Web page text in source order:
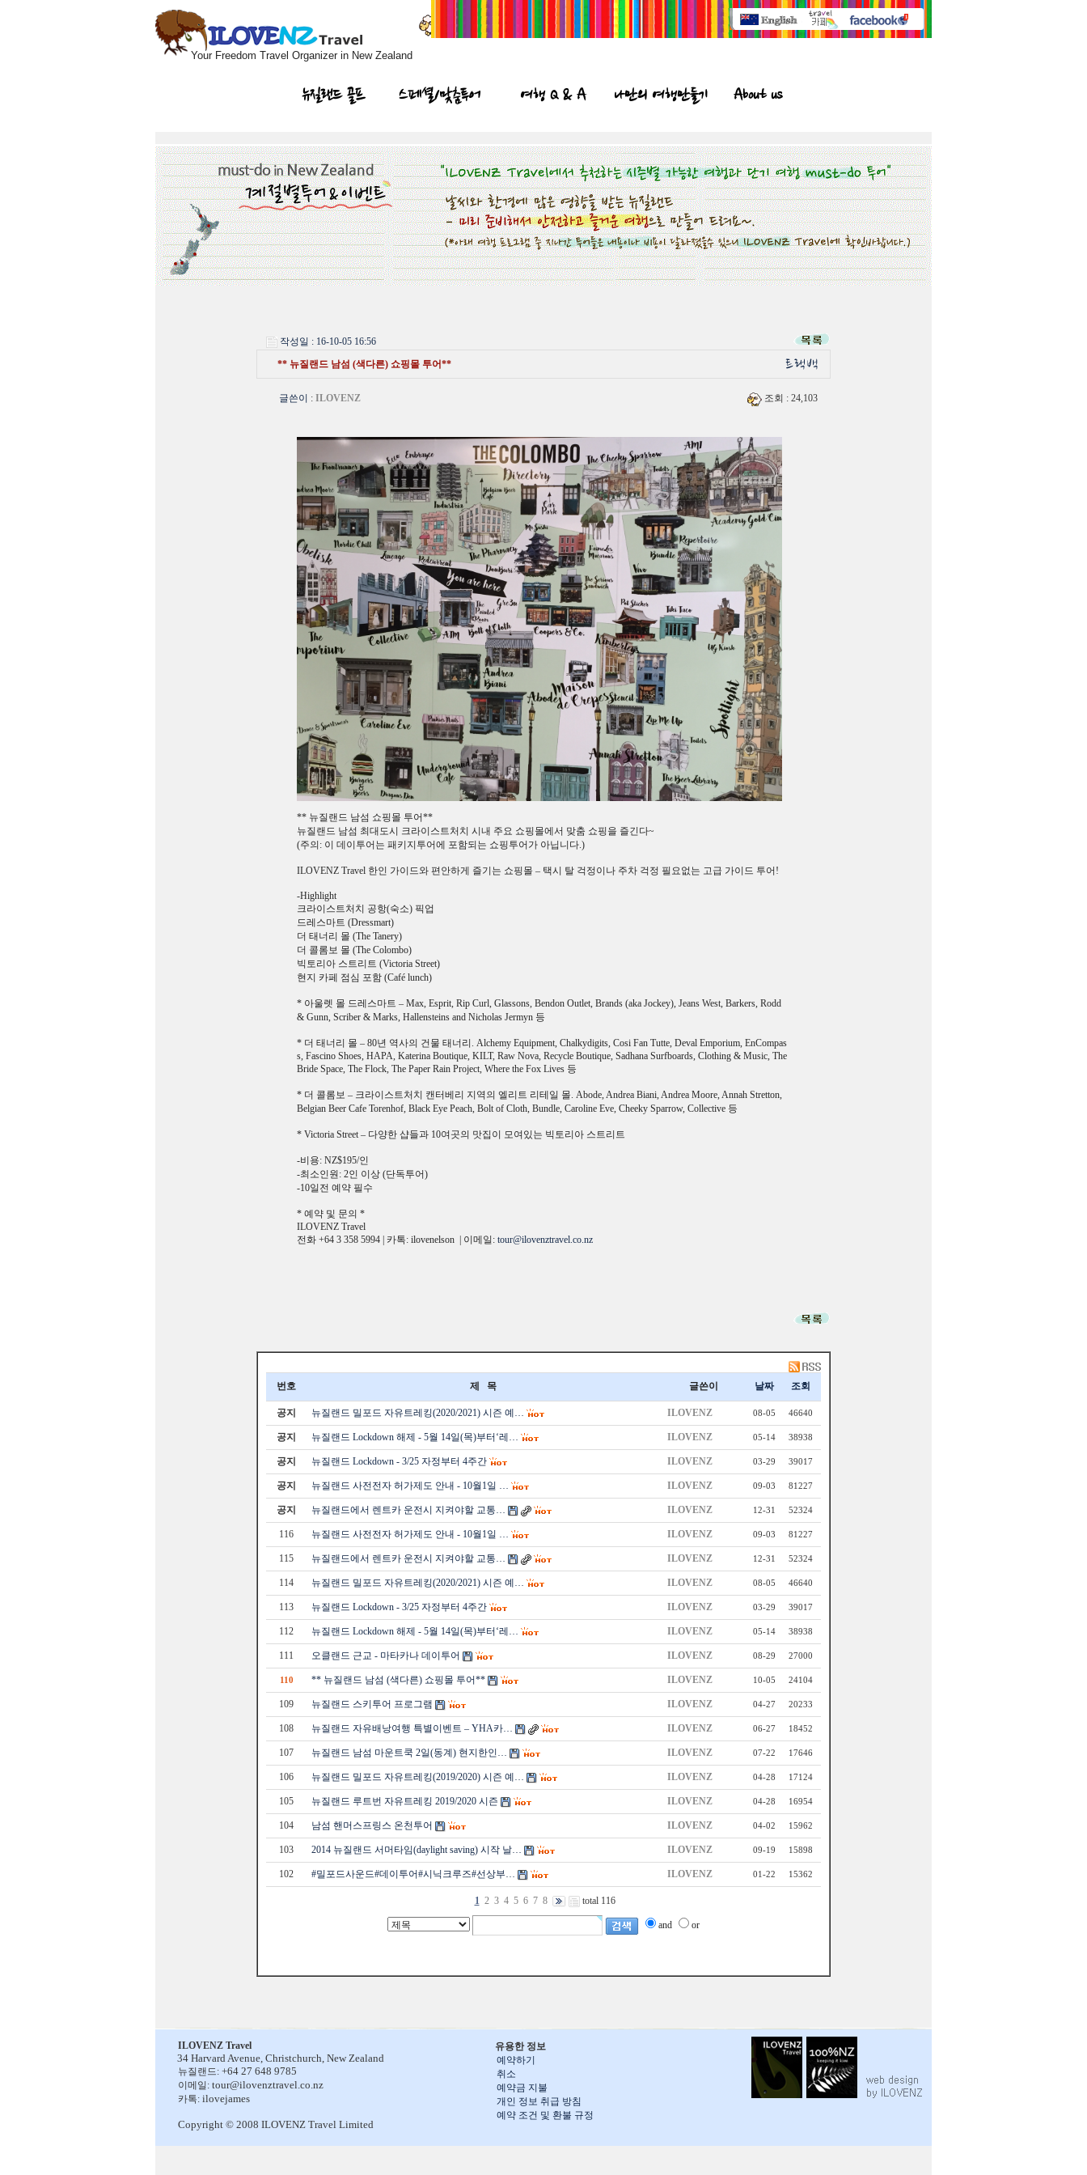
Your Freedom Travel Organizer in New Zealand
뉴질랜드 골프 스페셜/맞춤투어 여행 Q & A 나만의 여행만들기 About us
작성일 : 16-10-05 16:56
** 뉴질랜드 남섬 (색다른) 쇼핑몰 투어**
글쓴이 : ILOVENZ 조회 : 24,103
** 뉴질랜드 남섬 쇼핑몰 투어**
뉴질랜드 남섬 최대도시 크라이스트처치 시내 주요 쇼핑몰에서 맞춤 쇼핑을 즐긴다~
(주의: 이 데이투어는 패키지투어에 포함되는 쇼핑투어가 아닙니다.)
ILOVENZ Travel 한인 가이드와 편안하게 즐기는 쇼핑몰 – 택시 탈 걱정이나 주차 걱정 필요없는 고급 가이드 투어!
-Highlight
크라이스트처치 공항(숙소) 픽업
드레스마트 (Dressmart)
더 태너리 몰 (The Tanery)
더 콜롬보 몰 (The Colombo)
빅토리아 스트리트 (Victoria Street)
현지 카페 점심 포함 (Café lunch)
* 아울렛 몰 드레스마트 – Max, Esprit, Rip Curl, Glassons, Bendon Outlet, Brands (aka Jockey), Jeans West, Barkers, Rodd
& Gunn, Scriber & Marks, Hallensteins and Nicholas Jermyn 등
* 더 태너리 몰 – 80년 역사의 건물 태너리. Alchemy Equipment, Chalkydigits, Cosi Fan Tutte, Deval Emporium, EnCompas
s, Fascino Shoes, HAPA, Katerina Boutique, KILT, Raw Nova, Recycle Boutique, Sadhana Surfboards, Clothing & Music, The
Bride Space, The Flock, The Paper Rain Project, Where the Fox Lives 등
* 더 콜롬보 – 크라이스트처치 캔터베리 지역의 엘리트 리테일 몰. Abode, Andrea Biani, Andrea Moore, Annah Stretton,
Belgian Beer Cafe Torenhof, Black Eye Peach, Bolt of Cloth, Bundle, Caroline Eve, Cheeky Sparrow, Collective 등
* Victoria Street – 다양한 샵들과 10여곳의 맛집이 모여있는 빅토리아 스트리트
-비용: NZ$195/인
-최소인원: 2인 이상 (단독투어)
-10일전 예약 필수
* 예약 및 문의 *
ILOVENZ Travel
전화 +64 3 358 5994 | 카톡: ilovenelson | 이메일: tour@ilovenztravel.co.nz
번호 제 목 글쓴이 날짜 조회
공지 뉴질랜드 밀포드 자유트레킹(2020/2021) 시즌 예… ILOVENZ 08-05 46640
공지 뉴질랜드 Lockdown 해제 - 5월 14일(목)부터‘레… ILOVENZ 05-14 38938
공지 뉴질랜드 Lockdown - 3/25 자정부터 4주간 ILOVENZ 03-29 39017
공지 뉴질랜드 사전전자 허가제도 안내 - 10월1일 … ILOVENZ 09-03 81227
공지 뉴질랜드에서 렌트카 운전시 지켜야할 교통… ILOVENZ 12-31 52324
116 뉴질랜드 사전전자 허가제도 안내 - 10월1일 … ILOVENZ 09-03 81227
115 뉴질랜드에서 렌트카 운전시 지켜야할 교통… ILOVENZ 12-31 52324
114 뉴질랜드 밀포드 자유트레킹(2020/2021) 시즌 예… ILOVENZ 08-05 46640
113 뉴질랜드 Lockdown - 3/25 자정부터 4주간 ILOVENZ 03-29 39017
112 뉴질랜드 Lockdown 해제 - 5월 14일(목)부터‘레… ILOVENZ 05-14 38938
111 오클랜드 근교 - 마타카나 데이투어 ILOVENZ 08-29 27000
110 ** 뉴질랜드 남섬 (색다른) 쇼핑몰 투어** ILOVENZ 10-05 24104
109 뉴질랜드 스키투어 프로그램 ILOVENZ 04-27 20233
108 뉴질랜드 자유배낭여행 특별이벤트 – YHA카… ILOVENZ 06-27 18452
107 뉴질랜드 남섬 마운트쿡 2일(동계) 현지한인… ILOVENZ 07-22 17646
106 뉴질랜드 밀포드 자유트레킹(2019/2020) 시즌 예… ILOVENZ 04-28 17124
105 뉴질랜드 루트번 자유트레킹 2019/2020 시즌 ILOVENZ 04-28 16954
104 남섬 핸머스프링스 온천투어 ILOVENZ 04-02 15962
103 2014 뉴질랜드 서머타임(daylight saving) 시작 날… ILOVENZ 09-19 15898
102 #밀포드사운드#데이투어#시닉크루즈#선상부… ILOVENZ 01-22 15362
1 2 3 4 5 6 7 8 total 116
and or
유용한 정보
예약하기
취소
예약금 지불
개인 정보 취급 방침
예약 조건 및 환불 규정
ILOVENZ Travel
34 Harvard Avenue, Christchurch, New Zealand
뉴질랜드: +64 27 648 9785
이메일: tour@ilovenztravel.co.nz
카톡: ilovejames
Copyright © 2008 ILOVENZ Travel Limited